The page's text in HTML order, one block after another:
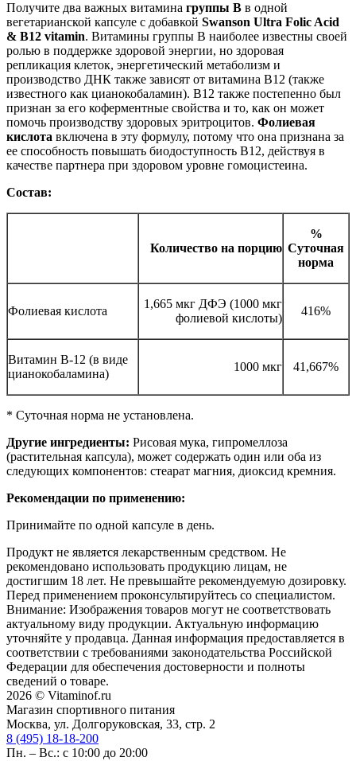
Получите два важных витамина группы В в одной
вегетарианской капсуле с добавкой Swanson Ultra Folic Acid
& B12 vitamin. Витамины группы В наиболее известны своей
ролью в поддержке здоровой энергии, но здоровая
репликация клеток, энергетический метаболизм и
производство ДНК также зависят от витамина В12 (также
известного как цианокобаламин). B12 также постепенно был
признан за его коферментные свойства и то, как он может
помочь производству здоровых эритроцитов. Фолиевая
кислота включена в эту формулу, потому что она признана за
ее способность повышать биодоступность B12, действуя в
качестве партнера при здоровом уровне гомоцистеина.
Состав:
Количество на порцию
%
Суточная
норма
Фолиевая кислота
1,665 мкг ДФЭ (1000 мкг
фолиевой кислоты)
416%
Витамин В-12 (в виде
цианокобаламина)
1000 мкг 41,667%
* Суточная норма не установлена.
Другие ингредиенты: Рисовая мука, гипромеллоза
(растительная капсула), может содержать один или оба из
следующих компонентов: стеарат магния, диоксид кремния.
Рекомендации по применению:
Принимайте по одной капсуле в день.
Продукт не является лекарственным средством. Не
рекомендовано использовать продукцию лицам, не
достигшим 18 лет. Не превышайте рекомендуемую дозировку.
Перед применением проконсультируйтесь со специалистом.
Внимание: Изображения товаров могут не соответствовать
актуальному виду продукции. Актуальную информацию
уточняйте у продавца. Данная информация предоставляется в
соответствии с требованиями законодательства Российской
Федерации для обеспечения достоверности и полноты
сведений о товаре.
2026 © Vitaminof.ru
Магазин спортивного питания
Москва, ул. Долгоруковская, 33, стр. 2
8 (495) 18-18-200
Пн. – Вс.: с 10:00 до 20:00